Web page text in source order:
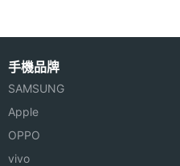
◎ 300 萬畫素鏡頭
◎ 支援 AAC、AAC+、
◎ 支援 MPEG4、H.263、
◎ 支援藍牙 2.1 / USB 2.0
◎ 支援 Wi-Fi 802.11 b/g
畫素
感光元
件
手機品牌
SAMSUNG
Apple
OPPO
vivo